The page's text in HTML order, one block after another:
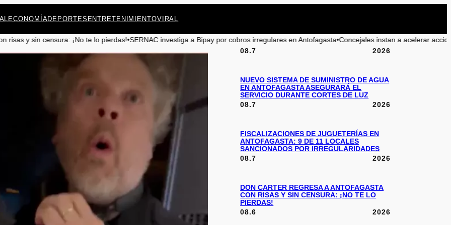
ECONOMÍADEPORTES ENTRETENIMIENTOVIRAL
te lo pierdas!•SERNAC investiga a Bipay por cobros irregulares en Antofagasta•Concejales instan a acelerar acciones para la playa La
08.7 2026
NUEVO SISTEMA DE SUMINISTRO DE AGUA
EN ANTOFAGASTA ASEGURARÁ EL
SERVICIO DURANTE CORTES DE LUZ
08.7
2026
FISCALIZACIONES DE JUGUETERÍAS EN
ANTOFAGASTA: 9 DE 11 LOCALES
SANCIONADOS POR IRREGULARIDADES
08.7
2026
DON CARTER REGRESA A ANTOFAGASTA
CON RISAS Y SIN CENSURA: ¡NO TE LO
PIERDAS!
08.6
2026